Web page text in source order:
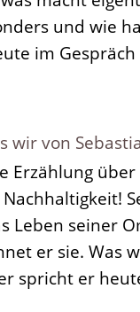
und wie
im
wir von
Erzählung
Leben seiner
er sie. Was
spricht er